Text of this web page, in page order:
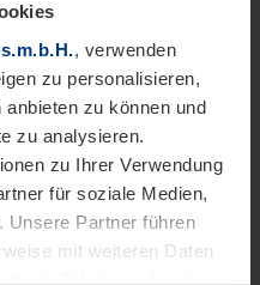
, verwenden
zu personalisieren,
zu können und
zu analysieren.
zu Ihrer Verwendung
für soziale Medien,
Unsere Partner führen
mit weiteren Daten
haben oder die